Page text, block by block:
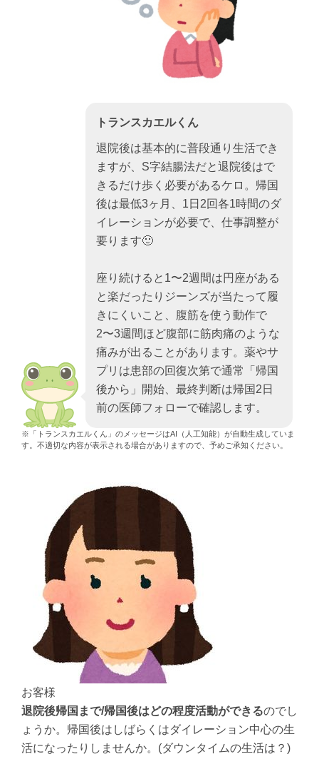
トランスカエルくん
退院後は基本的に普段通り生活でき
ますが、S字結腸法だと退院後はで
きるだけ歩く必要があるケロ。帰国
後は最低3ヶ月、1日2回各1時間のダ
イレーションが必要で、仕事調整が
要ります🙂
座り続けると1〜2週間は円座がある
と楽だったりジーンズが当たって履
きにくいこと、腹筋を使う動作で
2〜3週間ほど腹部に筋肉痛のような
痛みが出ることがあります。薬やサ
プリは患部の回復次第で通常「帰国
後から」開始、最終判断は帰国2日
前の医師フォローで確認します。
※「トランスカエルくん」のメッセージはAI（人工知能）が自動生成していま
す。不適切な内容が表示される場合がありますので、予めご承知ください。
お客様
退院後帰国まで/帰国後はどの程度活動ができるのでし
ょうか。帰国後はしばらくはダイレーション中心の生
活になったりしませんか。(ダウンタイムの生活は？)